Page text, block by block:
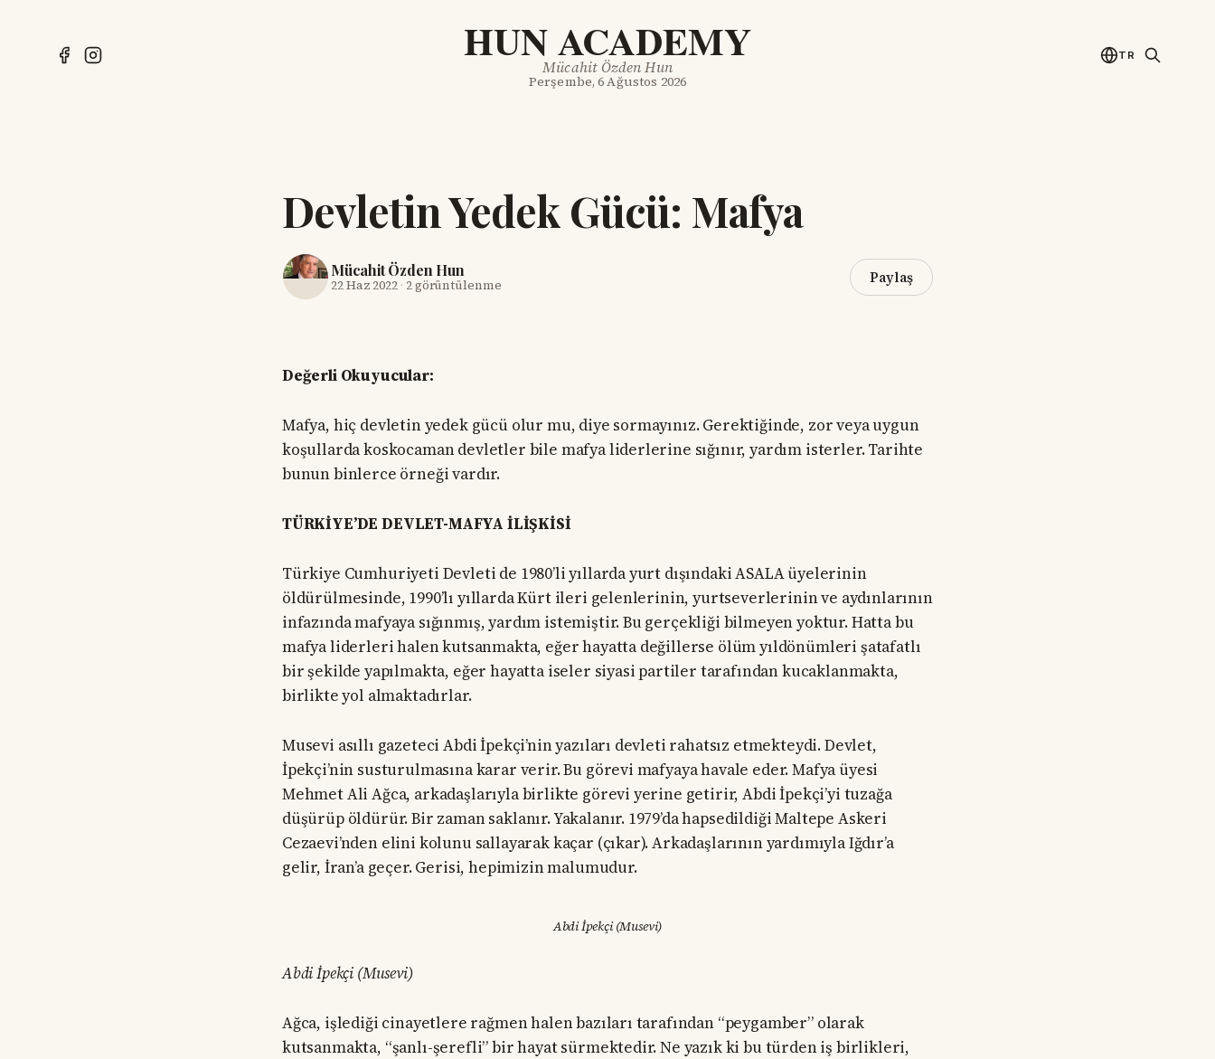
HUN ACADEMY
Mücahit Özden Hun
Perşembe, 6 Ağustos 2026
TR
Devletin Yedek Gücü: Mafya
Mücahit Özden Hun
22 Haz 2022 · 2 görüntülenme Paylaş
Değerli Okuyucular:
Mafya, hiç devletin yedek gücü olur mu, diye sormayınız. Gerektiğinde, zor veya uygun
koşullarda koskocaman devletler bile mafya liderlerine sığınır, yardım isterler. Tarihte
bunun binlerce örneği vardır.
TÜRKİYE’DE DEVLET-MAFYA İLİŞKİSİ
Türkiye Cumhuriyeti Devleti de 1980’li yıllarda yurt dışındaki ASALA üyelerinin
öldürülmesinde, 1990’lı yıllarda Kürt ileri gelenlerinin, yurtseverlerinin ve aydınlarının
infazında mafyaya sığınmış, yardım istemiştir. Bu gerçekliği bilmeyen yoktur. Hatta bu
mafya liderleri halen kutsanmakta, eğer hayatta değillerse ölüm yıldönümleri şatafatlı
bir şekilde yapılmakta, eğer hayatta iseler siyasi partiler tarafından kucaklanmakta,
birlikte yol almaktadırlar.
Musevi asıllı gazeteci Abdi İpekçi’nin yazıları devleti rahatsız etmekteydi. Devlet,
İpekçi’nin susturulmasına karar verir. Bu görevi mafyaya havale eder. Mafya üyesi
Mehmet Ali Ağca, arkadaşlarıyla birlikte görevi yerine getirir, Abdi İpekçi’yi tuzağa
düşürüp öldürür. Bir zaman saklanır. Yakalanır. 1979’da hapsedildiği Maltepe Askeri
Cezaevi’nden elini kolunu sallayarak kaçar (çıkar). Arkadaşlarının yardımıyla Iğdır’a
gelir, İran’a geçer. Gerisi, hepimizin malumudur.
Abdi İpekçi (Musevi)
Abdi İpekçi (Musevi)
Ağca, işlediği cinayetlere rağmen halen bazıları tarafından “peygamber” olarak
kutsanmakta, “şanlı-şerefli” bir hayat sürmektedir. Ne yazık ki bu türden iş birlikleri,